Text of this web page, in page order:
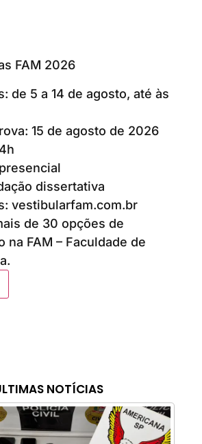
NOTÍCIAS
FAM 2026
de 5 a 14 de agosto, até às
15 de agosto de 2026
dissertativa
vestibularfam.com.br
de 30 opções de
na FAM – Faculdade de